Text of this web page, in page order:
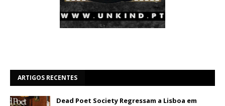
ARTIGOS RECENTES
Dead Poet Society Regressam a Lisboa em